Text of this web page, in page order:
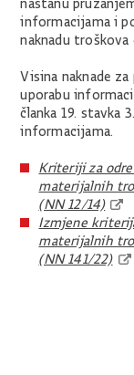
nastanu
informacijama i
naknadu
Visina naknade
uporabu
članka 19. stavka
informacijama.
Kriteriji za
materijalnih
(NN 12/14)
Izmjene
materijalnih
(NN 141/22)